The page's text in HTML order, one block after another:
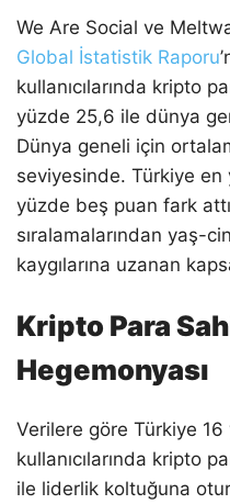
We Are Social ve
Global İstatistik Raporu
kullanıcılarında kripto
yüzde 25,6 ile dünya
Dünya geneli için
seviyesinde. Türkiye en
yüzde beş puan fark
sıralamalarından yaş-
kaygılarına uzanan
Kripto Para
Hegemonyası
Verilere göre Türkiye
kullanıcılarında kripto
ile liderlik koltuğuna